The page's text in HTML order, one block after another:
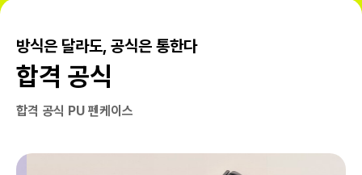
방식은 달라도, 공식은 통한다
합격 공식
합격 공식 PU 펜케이스